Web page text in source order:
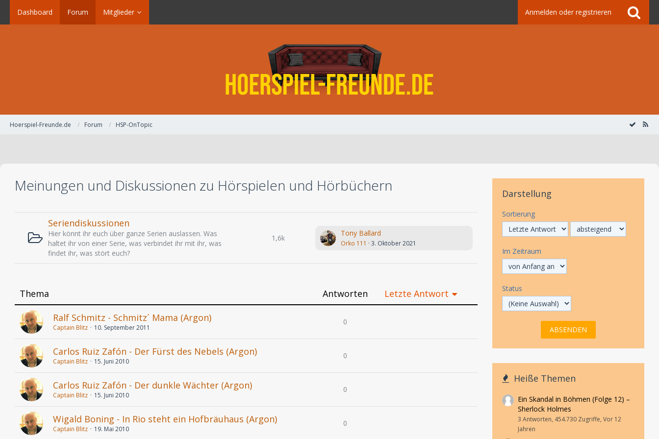
Dashboard Forum Mitglieder Anmelden oder registrieren
Hoerspiel-Freunde.de Forum HSP-OnTopic
Meinungen und Diskussionen zu Hörspielen und Hörbüchern
Seriendiskussionen
Hier könnt ihr euch über ganze Serien auslassen. Was
haltet ihr von einer Serie, was verbindet ihr mit ihr, was
findet ihr, was stört euch?
1,6k
Tony Ballard
Orko 111 3. Oktober 2021
Thema Antworten Letzte Antwort
Ralf Schmitz - Schmitz´ Mama (Argon)
Captain Blitz 10. September 2011
0
Carlos Ruiz Zafón - Der Fürst des Nebels (Argon)
Captain Blitz 15. Juni 2010
0
Carlos Ruiz Zafón - Der dunkle Wächter (Argon)
Captain Blitz 15. Juni 2010
0
Wigald Boning - In Rio steht ein Hofbräuhaus (Argon)
Captain Blitz 19. Mai 2010
0
Darstellung
Sortierung
Im Zeitraum
Status
Heiße Themen
Ein Skandal in Böhmen (Folge 12) –
Sherlock Holmes
3 Antworten, 454.730 Zugriffe, Vor 12
Jahren